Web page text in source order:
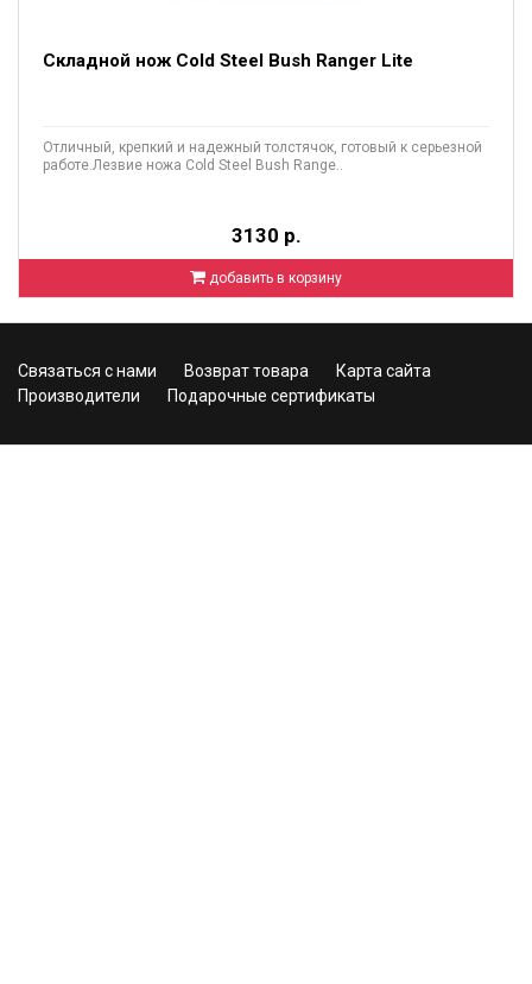
Складной нож Cold Steel Bush Ranger Lite
Отличный, крепкий и надежный толстячок, готовый к серьезной
работе.Лезвие ножа Cold Steel Bush Range..
3130 р.
добавить в корзину
Связаться с нами Возврат товара
Карта сайта
Производители
Подарочные сертификаты